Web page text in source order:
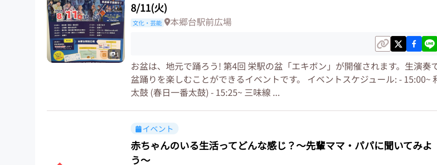
1
8/11(火)
文化・芸能 本郷台駅前広場
お盆は、地元で踊ろう! 第4回 栄駅の盆「エキボン」が開催されます。生演奏
盆踊りを楽しむことができるイベントです。 イベントスケジュール: - 15:00~
太鼓 (春日一番太鼓) - 15:25~ 三味線 ...
イベント
赤ちゃんのいる生活ってどんな感じ？～先輩ママ・パパに聞いてみよ
う～